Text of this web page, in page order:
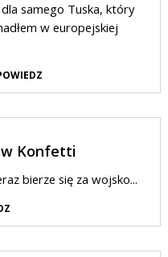
samego Tuska, który
w europejskiej
Konfetti
bierze się za wojsko...